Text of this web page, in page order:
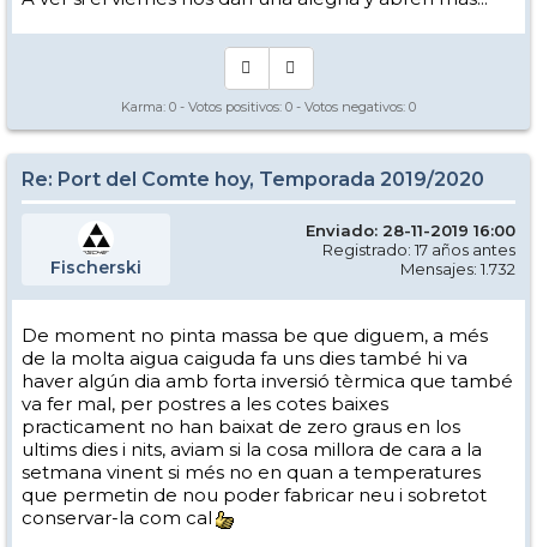
Karma: 0 - Votos positivos: 0 - Votos negativos: 0
Re: Port del Comte hoy, Temporada 2019/2020
Fischerski
Enviado: 28-11-2019 16:00
Registrado: 17 años antes
Mensajes: 1.732
De moment no pinta massa be que diguem, a més
de la molta aigua caiguda fa uns dies també hi va
haver algún dia amb forta inversió tèrmica que també
va fer mal, per postres a les cotes baixes
practicament no han baixat de zero graus en los
ultims dies i nits, aviam si la cosa millora de cara a la
setmana vinent si més no en quan a temperatures
que permetin de nou poder fabricar neu i sobretot
conservar-la com cal